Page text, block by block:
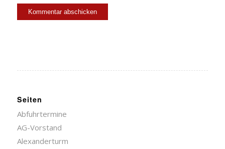
Seiten
Abfuhrtermine
AG-Vorstand
Alexanderturm